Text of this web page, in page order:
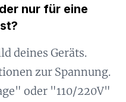
nur für eine
deines Geräts.
zur Spannung.
oder "110/220V"